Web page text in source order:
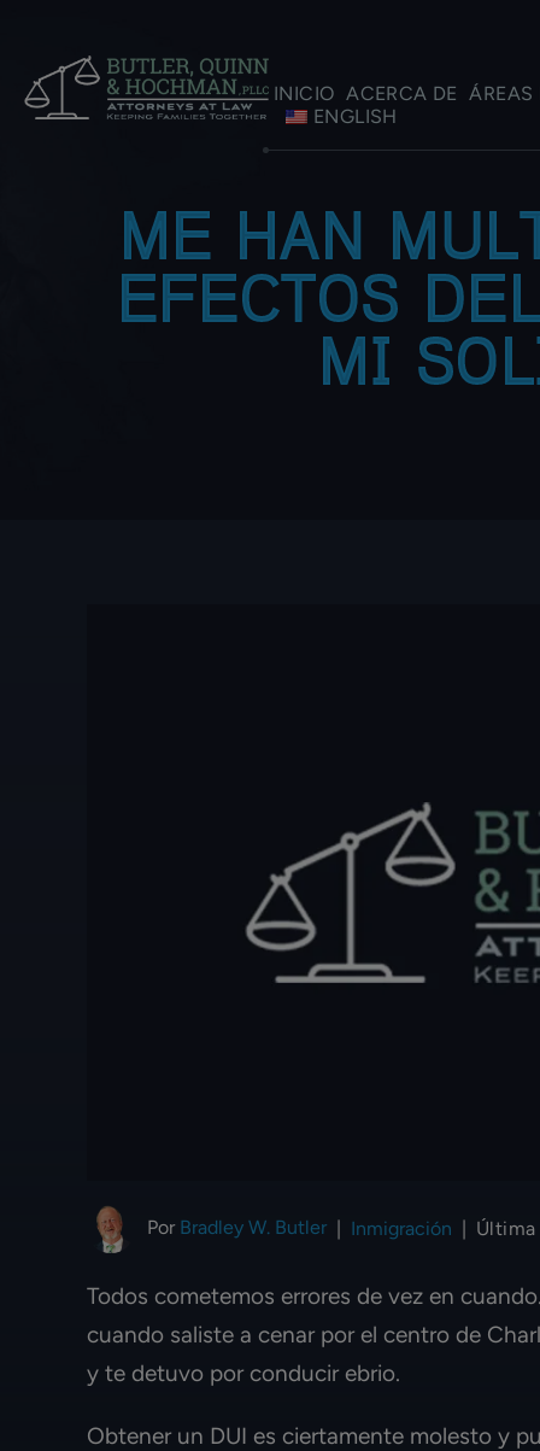
INICIO ACERCA DE ÁREAS
ENGLISH
ME HAN
EFECTOS
MI
Por Bradley W. Butler Inmigración
Todos cometemos errores de vez en
cuando saliste a cenar por el centro de
y te detuvo por conducir ebrio.
Obtener un DUI es ciertamente molesto y